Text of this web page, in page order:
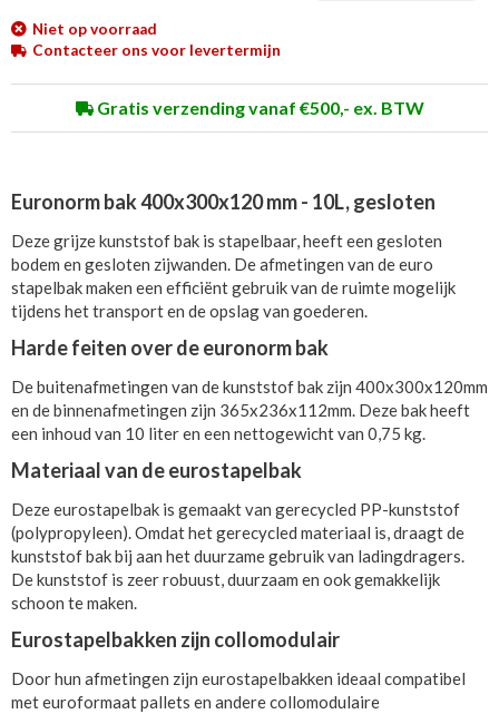
Niet op voorraad
Contacteer ons voor levertermijn
Gratis verzending vanaf €500,- ex. BTW
Euronorm bak 400x300x120 mm - 10L, gesloten
Deze grijze kunststof bak is stapelbaar, heeft een gesloten
bodem en gesloten zijwanden. De afmetingen van de euro
stapelbak maken een efficiënt gebruik van de ruimte mogelijk
tijdens het transport en de opslag van goederen.
Harde feiten over de euronorm bak
De buitenafmetingen van de kunststof bak zijn 400x300x120mm
en de binnenafmetingen zijn 365x236x112mm. Deze bak heeft
een inhoud van 10 liter en een nettogewicht van 0,75 kg.
Materiaal van de eurostapelbak
Deze eurostapelbak is gemaakt van gerecycled PP-kunststof
(polypropyleen). Omdat het gerecycled materiaal is, draagt de
kunststof bak bij aan het duurzame gebruik van ladingdragers.
De kunststof is zeer robuust, duurzaam en ook gemakkelijk
schoon te maken.
Eurostapelbakken zijn collomodulair
Door hun afmetingen zijn eurostapelbakken ideaal compatibel
met euroformaat pallets en andere collomodulaire